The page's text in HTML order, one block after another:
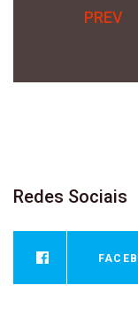
PREV
Redes Sociais